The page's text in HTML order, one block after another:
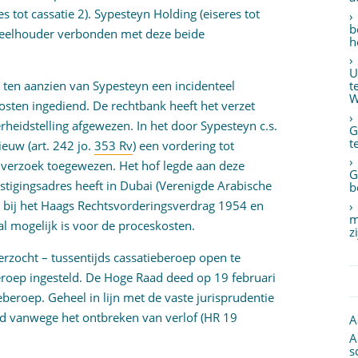
tot cassatie 2). Sypesteyn Holding (eiseres tot
verbonden met deze beide
aanzien van Sypesteyn een incidenteel
ingediend. De rechtbank heeft het verzet
afgewezen. In het door Sypesteyn c.s.
(art. 242 jo.353 Rv) een vordering tot
toegewezen. Het hof legde aan deze
heeft in Dubai (Verenigde Arabische
het Haags Rechtsvorderingsverdrag 1954 en
mogelijk is voor de proceskosten.
– tussentijds cassatieberoep open te
ingesteld. De Hoge Raad deed op 19 februari
Geheel in lijn met de vaste jurisprudentie
het ontbreken van verlof (HR 19